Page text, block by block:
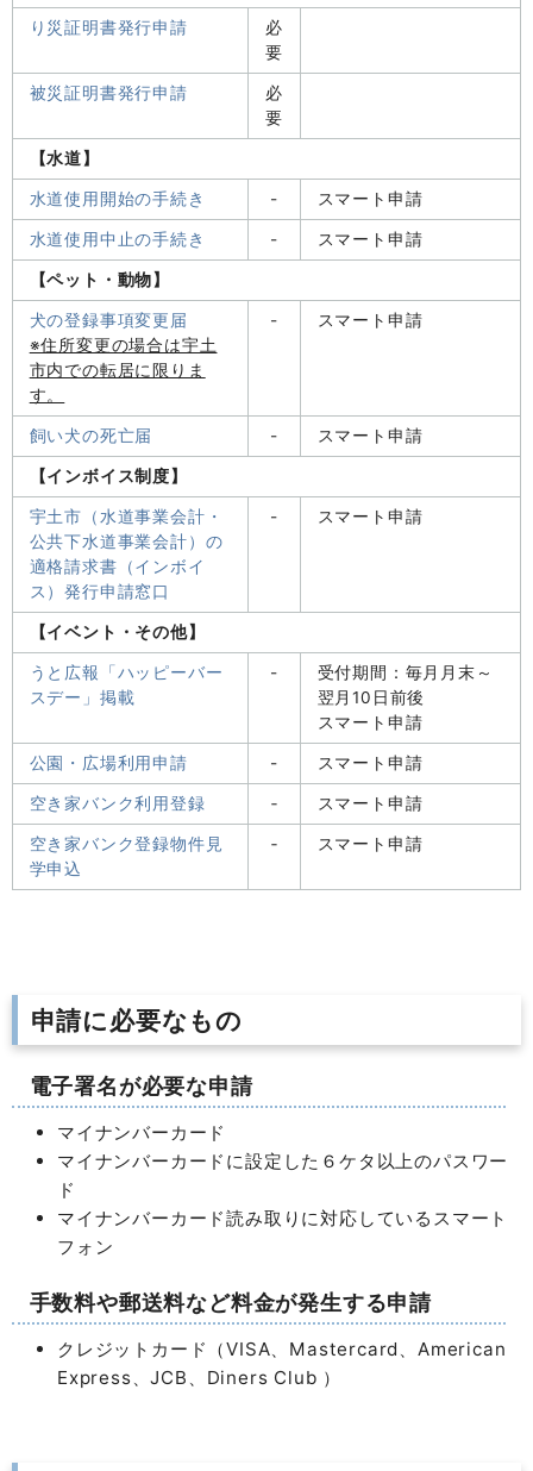
り災証明書発行申請
必
要
被災証明書発行申請
必
要
【水道】
水道使用開始の手続き - スマート申請
水道使用中止の手続き - スマート申請
【ペット・動物】
犬の登録事項変更届
※住所変更の場合は宇土
市内での転居に限りま
す。
- スマート申請
飼い犬の死亡届 - スマート申請
【インボイス制度】
宇土市（水道事業会計・
公共下水道事業会計）の
適格請求書（インボイ
ス）発行申請窓口
- スマート申請
【イベント・その他】
うと広報「ハッピーバー
スデー」掲載
-
受付期間：毎月月末～
翌月10日前後
スマート申請
公園・広場利用申請 - スマート申請
空き家バンク利用登録 ‐ スマート申請
空き家バンク登録物件見
学申込
‐ スマート申請
申請に必要なもの
電子署名が必要な申請
マイナンバーカード
マイナンバーカードに設定した６ケタ以上のパスワー
ド
マイナンバーカード読み取りに対応しているスマート
フォン
手数料や郵送料など料金が発生する申請
クレジットカード（VISA、Mastercard、American
Express、JCB、Diners Club ）